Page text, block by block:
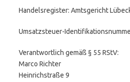
Handelsregister: Amtsgericht
Umsatzsteuer-
Verantwortlich gemäß § 55 RStV:
Marco Richter
Heinrichstraße 9